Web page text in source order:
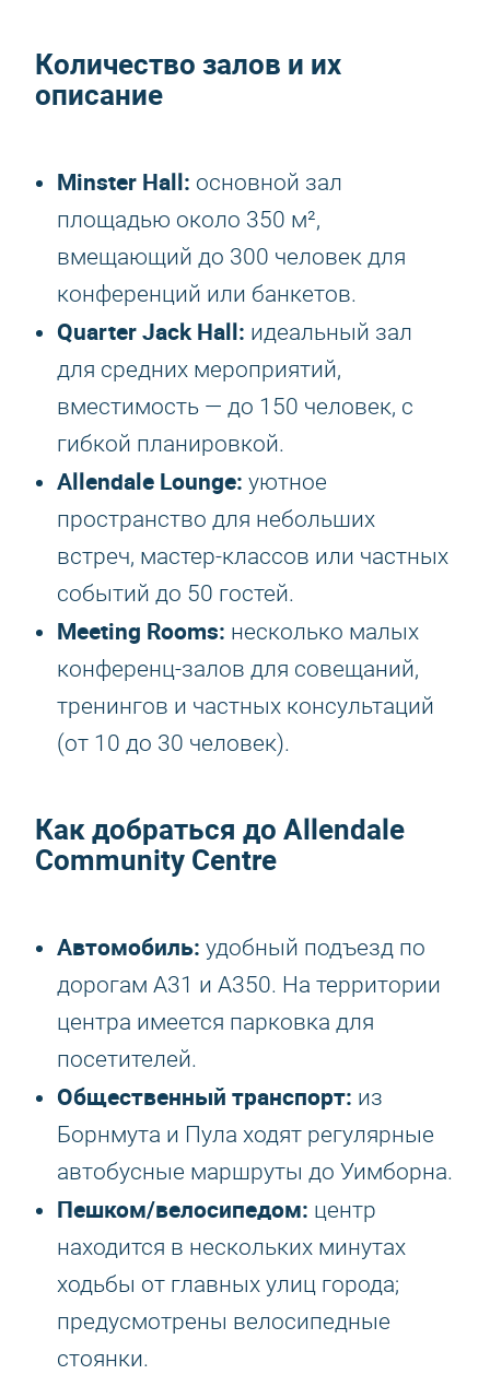
Количество залов и их
описание
Minster Hall: основной зал
площадью около 350 м²,
вмещающий до 300 человек для
конференций или банкетов.
Quarter Jack Hall: идеальный зал
для средних мероприятий,
вместимость — до 150 человек, с
гибкой планировкой.
Allendale Lounge: уютное
пространство для небольших
встреч, мастер-классов или частных
событий до 50 гостей.
Meeting Rooms: несколько малых
конференц-залов для совещаний,
тренингов и частных консультаций
(от 10 до 30 человек).
Как добраться до Allendale
Community Centre
Автомобиль: удобный подъезд по
дорогам A31 и A350. На территории
центра имеется парковка для
посетителей.
Общественный транспорт: из
Борнмута и Пула ходят регулярные
автобусные маршруты до Уимборна.
Пешком/велосипедом: центр
находится в нескольких минутах
ходьбы от главных улиц города;
предусмотрены велосипедные
стоянки.